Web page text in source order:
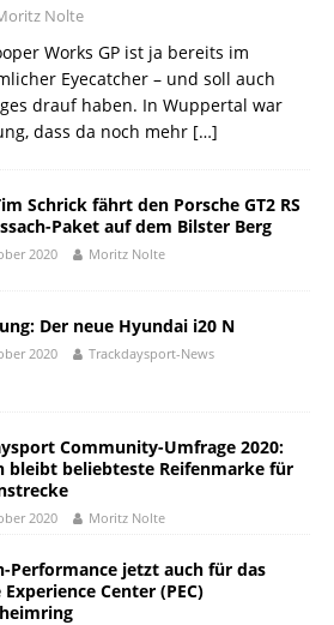
Nolte
Works GP ist ja bereits im
Eyecatcher – und soll auch
drauf haben. In Wuppertal war
dass da noch mehr […]
Schrick fährt den Porsche GT2 RS
Paket auf dem Bilster Berg
2020 Moritz Nolte
Der neue Hyundai i20 N
2020 Trackdaysport-News
Community-Umfrage 2020:
bleibt beliebteste Reifenmarke für
2020 Moritz Nolte
Performance jetzt auch für das
Experience Center (PEC)